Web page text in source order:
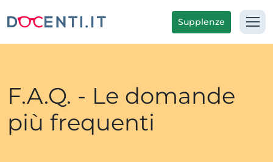
Supplenze
F.A.Q. - Le domande
più frequenti